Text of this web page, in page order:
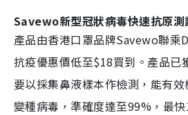
Savewo新型冠狀病毒快速抗原測
產品由香港口罩品牌Savewo聯乘
抗疫優惠價低至$18買到。產品已
要以採集鼻液樣本作檢測，能有
變種病毒，準確度達至99%，最